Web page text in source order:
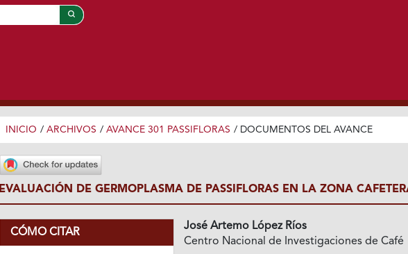
INICIO / ARCHIVOS / AVANCE 301 PASSIFLORAS / DOCUMENTOS DEL AVANCE
EVALUACIÓN DE GERMOPLASMA DE PASSIFLORAS EN LA ZONA
CÓMO CITAR
José Artemo López Ríos
Centro Nacional de Investigaciones de Café